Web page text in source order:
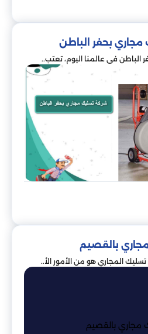
بحفر الباطن
الباطن في عالمنا اليوم، تعتب..
بالقصيم
المجاري هو من الأمور الأ..